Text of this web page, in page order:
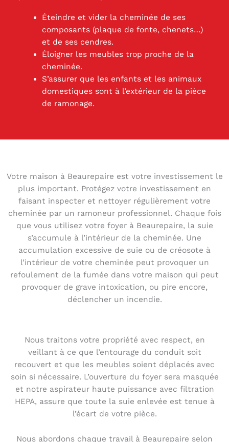
Éteindre et vider la cheminée de ses
composants (plaque de fonte, chenets…)
et de ses cendres.
Éloigner les meubles trop proche de la
cheminée.
S’assurer que les enfants et les animaux
domestiques sont à l’extérieur de la pièce
de ramonage.
Votre maison à Beaurepaire est votre investissement le
plus important. Protégez votre investissement en
faisant inspecter et nettoyer régulièrement votre
cheminée par un ramoneur professionnel. Chaque fois
que vous utilisez votre foyer à Beaurepaire, la suie
s’accumule à l’intérieur de la cheminée. Une
accumulation excessive de suie ou de créosote à
l’intérieur de votre cheminée peut provoquer un
refoulement de la fumée dans votre maison qui peut
provoquer de grave intoxication, ou pire encore,
déclencher un incendie.
Nous traitons votre propriété avec respect, en
veillant à ce que l’entourage du conduit soit
recouvert et que les meubles soient déplacés avec
soin si nécessaire. L’ouverture du foyer sera masquée
et notre aspirateur haute puissance avec filtration
HEPA, assure que toute la suie enlevée est tenue à
l’écart de votre pièce.
Nous abordons chaque travail à Beaurepaire selon